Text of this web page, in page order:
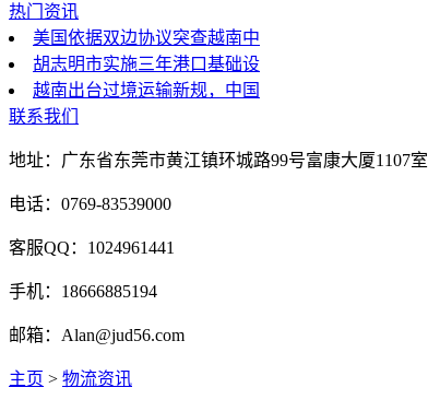
热门资讯
美国依据双边协议突查越南中
胡志明市实施三年港口基础设
越南出台过境运输新规，中国
联系我们
地址：广东省东莞市黄江镇环城路99号富康大厦1107室
电话：0769-83539000
客服QQ：1024961441
手机：18666885194
邮箱：Alan@jud56.com
主页 > 物流资讯